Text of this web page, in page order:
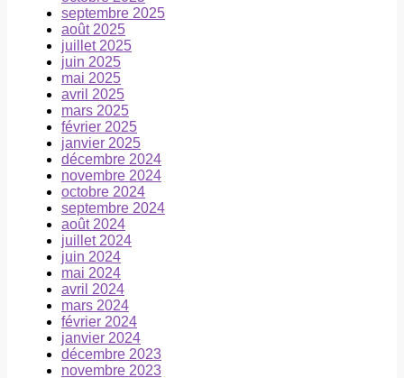
septembre 2025
août 2025
juillet 2025
juin 2025
mai 2025
avril 2025
mars 2025
février 2025
janvier 2025
décembre 2024
novembre 2024
octobre 2024
septembre 2024
août 2024
juillet 2024
juin 2024
mai 2024
avril 2024
mars 2024
février 2024
janvier 2024
décembre 2023
novembre 2023